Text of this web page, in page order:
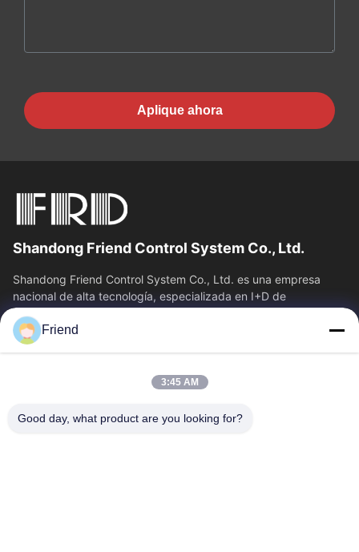
Aplique ahora
Shandong Friend Control System Co., Ltd.
Shandong Friend Control System Co., Ltd. es una empresa
nacional de alta tecnología, especializada en I+D de
instrumentación, fabricación y...
Vínculos Rápidos
Sobre Nosotros
Visita A La Fábrica
Control De Calidad
Friend
3:45 AM
Good day, what product are you looking for?